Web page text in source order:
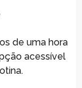
de uma hora
acessível